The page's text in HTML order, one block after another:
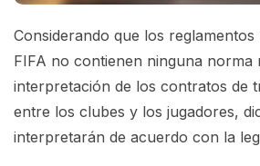
Considerando que los reglamentos
FIFA no contienen ninguna norma
interpretación de los contratos de
entre los clubes y los jugadores,
interpretarán de acuerdo con la